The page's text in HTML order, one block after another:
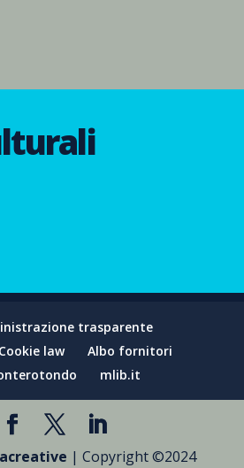
trasparente
law
Albo fornitori
mlib.it
| Copyright ©2024